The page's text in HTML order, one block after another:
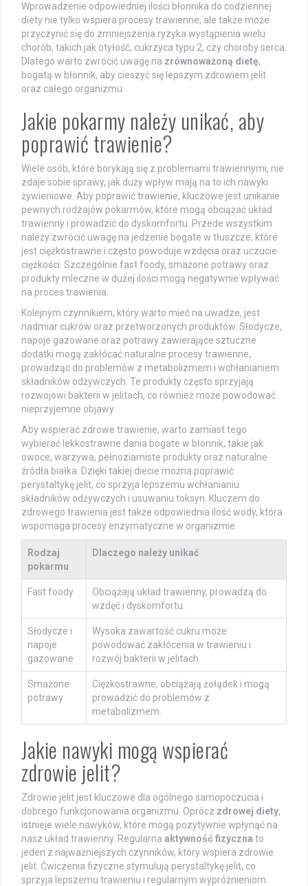
Wprowadzenie odpowiedniej ilości błonnika do codziennej
diety nie tylko wspiera procesy trawienne, ale także może
przyczynić się do zmniejszenia ryzyka wystąpienia wielu
chorób, takich jak otyłość, cukrzyca typu 2, czy choroby serca.
Dlatego warto zwrócić uwagę na zrównoważoną dietę,
bogatą w błonnik, aby cieszyć się lepszym zdrowiem jelit
oraz całego organizmu.
Jakie pokarmy należy unikać, aby
poprawić trawienie?
Wiele osób, które borykają się z problemami trawiennymi, nie
zdaje sobie sprawy, jak duży wpływ mają na to ich nawyki
żywieniowe. Aby poprawić trawienie, kluczowe jest unikanie
pewnych rodzajów pokarmów, które mogą obciążać układ
trawienny i prowadzić do dyskomfortu. Przede wszystkim
należy zwrócić uwagę na jedzenie bogate w tłuszcze, które
jest ciężkostrawne i często powoduje wzdęcia oraz uczucie
ciężkości. Szczególnie fast foody, smażone potrawy oraz
produkty mleczne w dużej ilości mogą negatywnie wpływać
na proces trawienia.
Kolejnym czynnikiem, który warto mieć na uwadze, jest
nadmiar cukrów oraz przetworzonych produktów. Słodycze,
napoje gazowane oraz potrawy zawierające sztuczne
dodatki mogą zakłócać naturalne procesy trawienne,
prowadząc do problemów z metabolizmem i wchłanianiem
składników odżywczych. Te produkty często sprzyjają
rozwojowi bakterii w jelitach, co również może powodować
nieprzyjemne objawy.
Aby wspierać zdrowe trawienie, warto zamiast tego
wybierać lekkostrawne dania bogate w błonnik, takie jak
owoce, warzywa, pełnoziarniste produkty oraz naturalne
źródła białka. Dzięki takiej diecie można poprawić
perystaltykę jelit, co sprzyja lepszemu wchłanianiu
składników odżywczych i usuwaniu toksyn. Kluczem do
zdrowego trawienia jest także odpowiednia ilość wody, która
wspomaga procesy enzymatyczne w organizmie.
Rodzaj
pokarmu
Dlaczego należy unikać
Fast foody
Obciążają układ trawienny, prowadzą do
wzdęć i dyskomfortu.
Słodycze i
napoje
gazowane
Wysoka zawartość cukru może
powodować zakłócenia w trawieniu i
rozwój bakterii w jelitach.
Smażone
potrawy
Ciężkostrawne, obciążają żołądek i mogą
prowadzić do problemów z
metabolizmem.
Jakie nawyki mogą wspierać
zdrowie jelit?
Zdrowie jelit jest kluczowe dla ogólnego samopoczucia i
dobrego funkcjonowania organizmu. Oprócz zdrowej diety,
istnieje wiele nawyków, które mogą pozytywnie wpłynąć na
nasz układ trawienny. Regularna aktywność fizyczna to
jeden z najważniejszych czynników, który wspiera zdrowie
jelit. Ćwiczenia fizyczne stymulują perystaltykę jelit, co
sprzyja lepszemu trawieniu i regularnym wypróżnieniom.